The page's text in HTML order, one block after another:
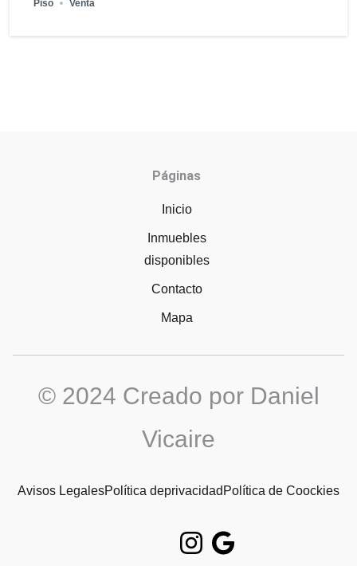
Piso Venta
Páginas
Inicio
Inmuebles
disponibles
Contacto
Mapa
© 2024 Creado por Daniel
Vicaire
Avisos LegalesPolítica deprivacidad Política de Coockies